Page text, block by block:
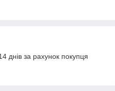
днів за рахунок покупця